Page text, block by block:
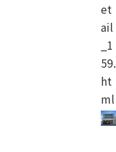
et
ail
_1
59.
ht
ml